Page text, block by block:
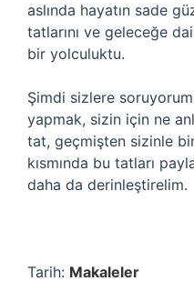
aslında hayatın sade
tatlarını ve geleceğe
bir yolculuktu.
Şimdi sizlere
yapmak, sizin için ne
tat, geçmişten sizinle
kısmında bu tatları
daha da derinleştirelim.
Tarih: Makaleler